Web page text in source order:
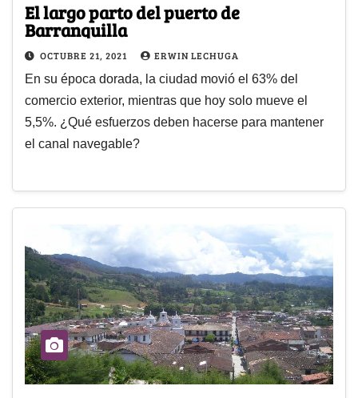
El largo parto del puerto de
Barranquilla
OCTUBRE 21, 2021 ERWIN LECHUGA
En su época dorada, la ciudad movió el 63% del
comercio exterior, mientras que hoy solo mueve el
5,5%. ¿Qué esfuerzos deben hacerse para mantener
el canal navegable?